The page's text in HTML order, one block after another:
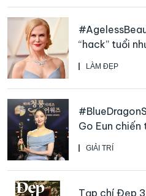
LÀM ĐẸP
“hack” tuổi
đầu
GIẢI TRÍ
Go Eun chiến
nhân đôi của
năm
Tạp chí Đẹp